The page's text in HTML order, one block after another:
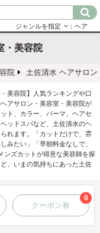
ジャンルを指定 ：ヘア
・美容院
院 土佐清水 ヘアサロ
美容院】人気ランキングや口
アサロン・美容室・美容院が
ト、カラー、パーマ、ヘアセ
ッドスパなど、土佐清水のヘ
れます。「カットだけで、雰
みたい」「早朝料金なしで、
ンズカットが得意な美容師を探
、いまの気持ちにあった土佐
クーポン有
0